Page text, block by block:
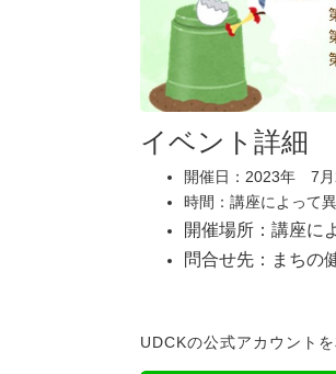
イベント詳細
開催日：2023年 7月
時間：講座によって
開催場所：講座に
問合せ先：まちの
UDCKの公式アカウント